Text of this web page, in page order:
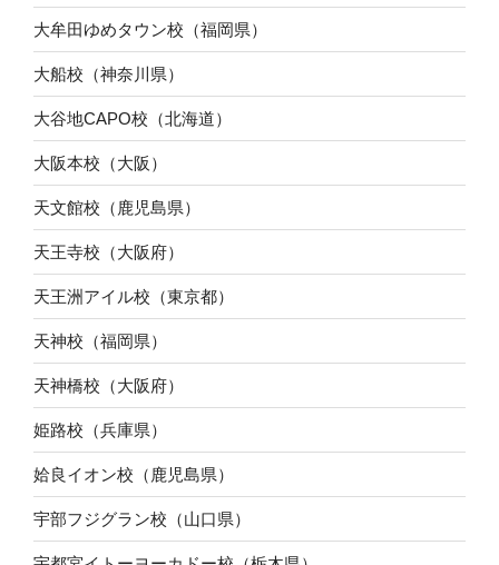
大牟田ゆめタウン校（福岡県）
大船校（神奈川県）
大谷地CAPO校（北海道）
大阪本校（大阪）
天文館校（鹿児島県）
天王寺校（大阪府）
天王洲アイル校（東京都）
天神校（福岡県）
天神橋校（大阪府）
姫路校（兵庫県）
姶良イオン校（鹿児島県）
宇部フジグラン校（山口県）